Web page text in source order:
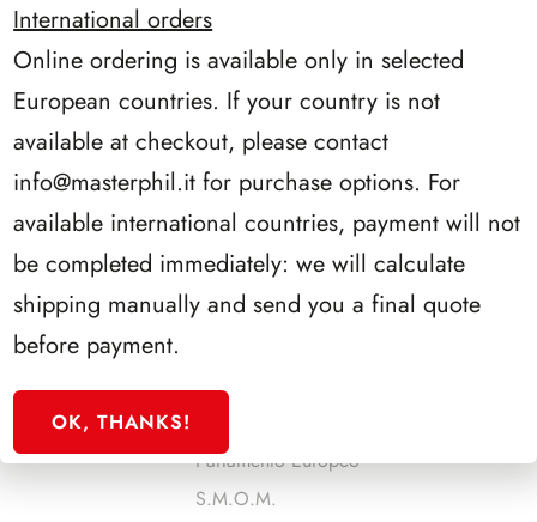
Lituania
Lussemburgo
Malta
Man
Monaco
Montenegro
Norvegia
Olanda
Onu - New York
Parlamento Europeo
S.M.O.M.
International orders
Online ordering is available only in selected
European countries. If your country is not
available at checkout, please contact
info@masterphil.it for purchase options. For
available international countries, payment will not
be completed immediately: we will calculate
shipping manually and send you a final quote
before payment.
OK, THANKS!